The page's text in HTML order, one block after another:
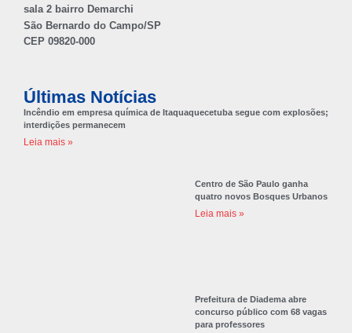
sala 2 bairro Demarchi
São Bernardo do Campo/SP
CEP 09820-000
Últimas Notícias
Incêndio em empresa química de Itaquaquecetuba segue com explosões;
interdições permanecem
Leia mais »
Centro de São Paulo ganha
quatro novos Bosques Urbanos
Leia mais »
Prefeitura de Diadema abre
concurso público com 68 vagas
para professores